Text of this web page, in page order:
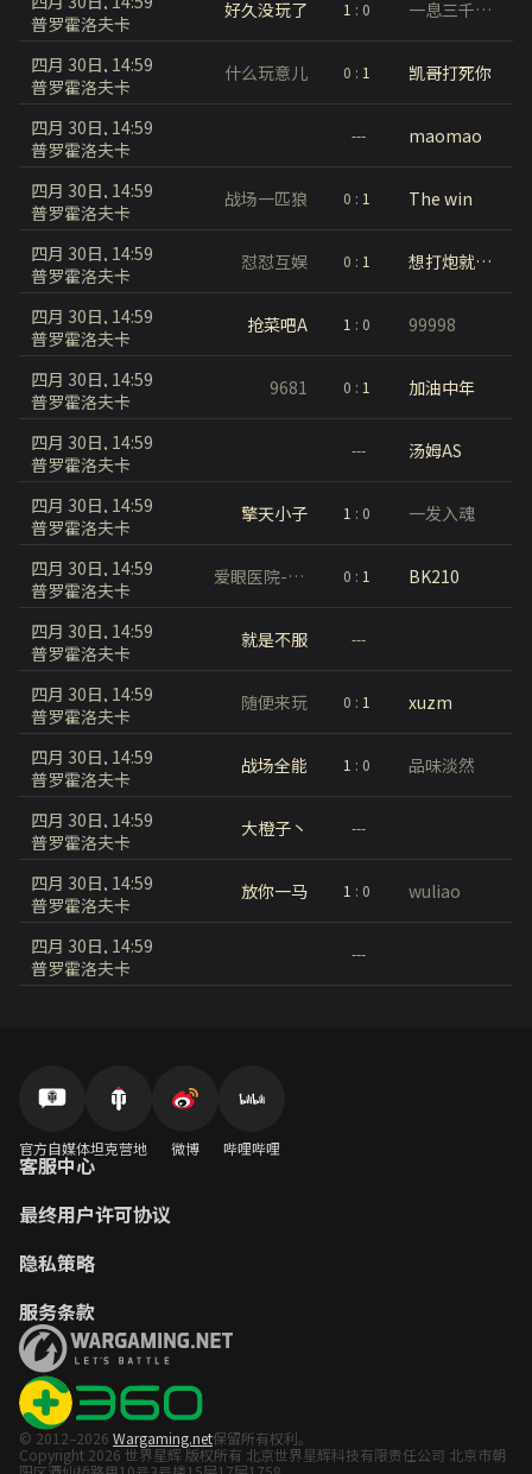
普罗霍洛夫卡
好久没玩了 1 : 0 一息三千六百发
四月 30日, 14:59
普罗霍洛夫卡
什么玩意儿 0 : 1 凯哥打死你
四月 30日, 14:59
普罗霍洛夫卡
--- maomao
四月 30日, 14:59
普罗霍洛夫卡
战场一匹狼 0 : 1 The win
四月 30日, 14:59
普罗霍洛夫卡
怼怼互娱 0 : 1 想打炮就能打炮
四月 30日, 14:59
普罗霍洛夫卡
抢菜吧A 1 : 0 99998
四月 30日, 14:59
普罗霍洛夫卡
9681 0 : 1 加油中年
四月 30日, 14:59
普罗霍洛夫卡
--- 汤姆AS
四月 30日, 14:59
普罗霍洛夫卡
擎天小子 1 : 0 一发入魂
四月 30日, 14:59
普罗霍洛夫卡
爱眼医院-原点创兴 0 : 1 BK210
四月 30日, 14:59
普罗霍洛夫卡
就是不服 ---
四月 30日, 14:59
普罗霍洛夫卡
随便来玩 0 : 1 xuzm
四月 30日, 14:59
普罗霍洛夫卡
战场全能 1 : 0 品味淡然
四月 30日, 14:59
普罗霍洛夫卡
大橙子丶 ---
四月 30日, 14:59
普罗霍洛夫卡
放你一马 1 : 0 wuliao
四月 30日, 14:59
普罗霍洛夫卡
---
官方自媒体坦克营地 微博 哔哩哔哩
客服中心
最终用户许可协议
隐私策略
服务条款
© 2012–2026 Wargaming.net保留所有权利。
Copyright 2026 世界星辉 版权所有 北京世界星辉科技有限责任公司 北京市朝